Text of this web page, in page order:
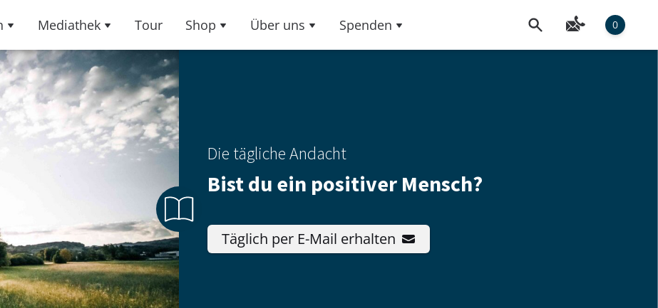
Mediathek Tour Shop Über uns Spenden 0
Die tägliche Andacht
Bist du ein positiver Mensch?
Täglich per E-Mail erhalten